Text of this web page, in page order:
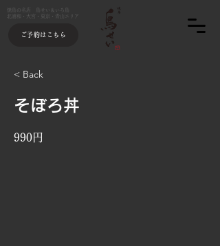
焼鳥の名店 鳥せい＆いろ鳥
北浦和・大宮・東京・青山エリア
ご予約はこちら
< Back
そぼろ丼
990円